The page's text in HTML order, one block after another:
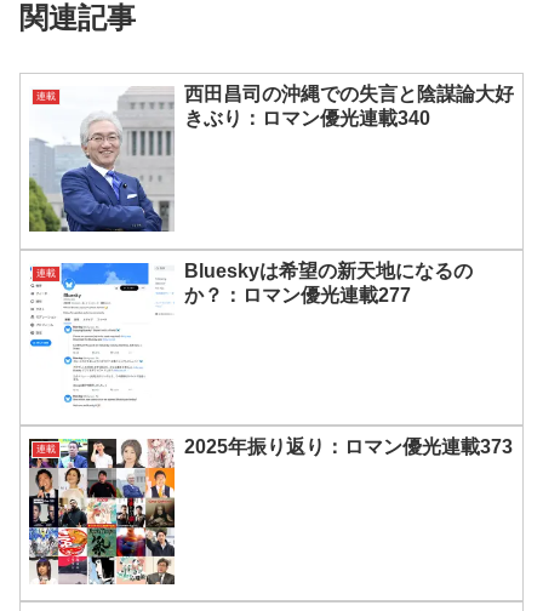
関連記事
連載
西田昌司の沖縄での失言と陰謀論大好
きぶり：ロマン優光連載340
連載
Blueskyは希望の新天地になるの
か？：ロマン優光連載277
連載 2025年振り返り：ロマン優光連載373